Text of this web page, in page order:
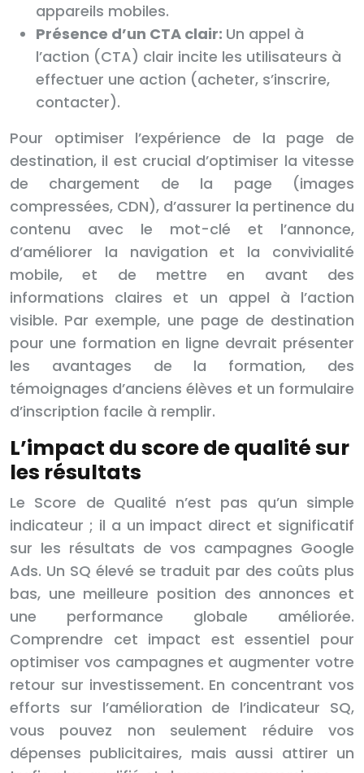
appareils mobiles.
Présence d’un CTA clair: Un appel à
l’action (CTA) clair incite les utilisateurs à
effectuer une action (acheter, s’inscrire,
contacter).
Pour optimiser l’expérience de la page de
destination, il est crucial d’optimiser la vitesse
de chargement de la page (images
compressées, CDN), d’assurer la pertinence du
contenu avec le mot-clé et l’annonce,
d’améliorer la navigation et la convivialité
mobile, et de mettre en avant des
informations claires et un appel à l’action
visible. Par exemple, une page de destination
pour une formation en ligne devrait présenter
les avantages de la formation, des
témoignages d’anciens élèves et un formulaire
d’inscription facile à remplir.
L’impact du score de qualité sur
les résultats
Le Score de Qualité n’est pas qu’un simple
indicateur ; il a un impact direct et significatif
sur les résultats de vos campagnes Google
Ads. Un SQ élevé se traduit par des coûts plus
bas, une meilleure position des annonces et
une performance globale améliorée.
Comprendre cet impact est essentiel pour
optimiser vos campagnes et augmenter votre
retour sur investissement. En concentrant vos
efforts sur l’amélioration de l’indicateur SQ,
vous pouvez non seulement réduire vos
dépenses publicitaires, mais aussi attirer un